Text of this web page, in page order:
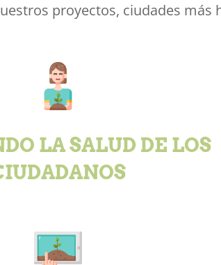
proyectos, ciudades más
LA SALUD DE LOS